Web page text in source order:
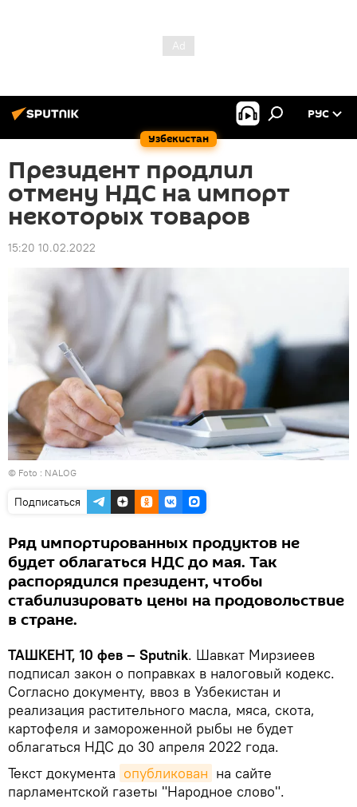
Узбекистан
РУС
Президент продлил
отмену НДС на импорт
некоторых товаров
15:20 10.02.2022
© Foto : NALOG
Подписаться
Ряд импортированных продуктов не
будет облагаться НДС до мая. Так
распорядился президент, чтобы
стабилизировать цены на продовольствие
в стране.
ТАШКЕНТ, 10 фев – Sputnik. Шавкат Мирзиеев
подписал закон о поправках в налоговый кодекс.
Согласно документу, ввоз в Узбекистан и
реализация растительного масла, мяса, скота,
картофеля и замороженной рыбы не будет
облагаться НДС до 30 апреля 2022 года.
Текст документа опубликован на сайте
парламентской газеты "Народное слово".